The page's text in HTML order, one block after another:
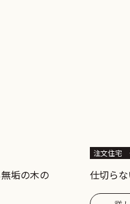
垢の木の
注文住宅
仕切ら